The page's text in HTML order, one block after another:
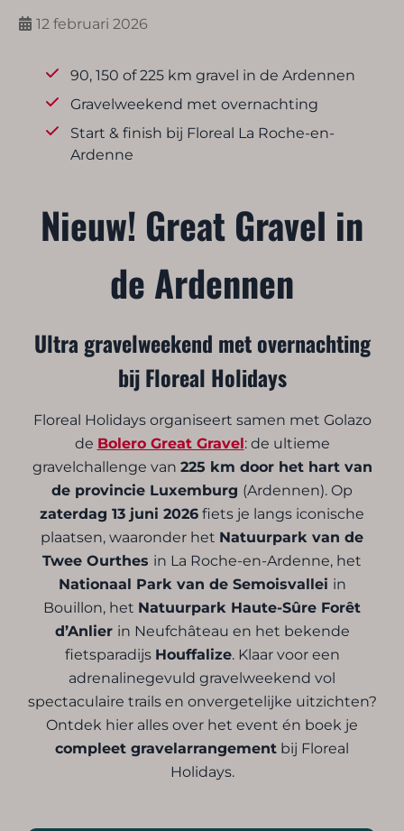
12 februari 2026
90, 150 of 225 km gravel in de Ardennen
Gravelweekend met overnachting
Start & finish bij Floreal La Roche-en-
Ardenne
Nieuw! Great Gravel in
de Ardennen
Ultra gravelweekend met overnachting
bij Floreal Holidays
Floreal Holidays organiseert samen met Golazo
de Bolero Great Gravel: de ultieme
gravelchallenge van 225 km door het hart van
de provincie Luxemburg (Ardennen). Op
zaterdag 13 juni 2026 fiets je langs iconische
plaatsen, waaronder het Natuurpark van de
Twee Ourthes in La Roche-en-Ardenne, het
Nationaal Park van de Semoisvallei in
Bouillon, het Natuurpark Haute-Sûre Forêt
d’Anlier in Neufchâteau en het bekende
fietsparadijs Houffalize. Klaar voor een
adrenalinegevuld gravelweekend vol
spectaculaire trails en onvergetelijke uitzichten?
Ontdek hier alles over het event én boek je
compleet gravelarrangement bij Floreal
Holidays.